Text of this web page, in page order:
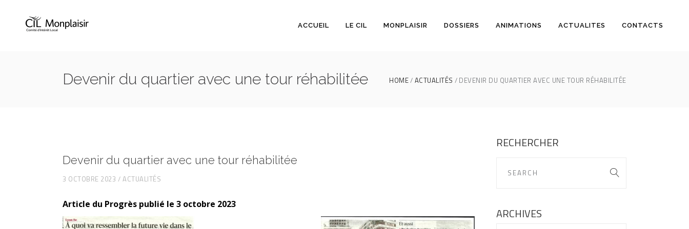
ACCUEIL LE CIL MONPLAISIR DOSSIERS ANIMATIONS ACTUALITES CONTACTS
Devenir du quartier avec une tour réhabilitée HOME ACTUALITÉS DEVENIR DU QUARTIER AVEC UNE TOUR RÉHABILITÉE
Devenir du quartier avec une tour réhabilitée
3 OCTOBRE 2023 ACTUALITÉS
Article du Progrès publié le 3 octobre 2023
RECHERCHER
ARCHIVES